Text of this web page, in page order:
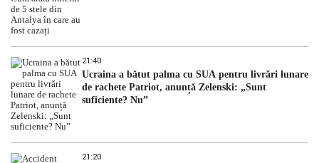
21:40
Ucraina a bătut palma cu SUA pentru livrări lunare
de rachete Patriot, anunță Zelenski: „Sunt
suficiente? Nu”
21:20